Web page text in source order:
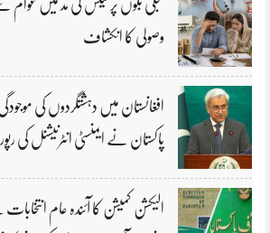
وصولی کا انکشاف
افغانستان میں دہشتگردوں کی
پاکستان نے ایمنسٹی انٹرنیشنل کی
الیکشن کمیشن کا آئندہ عام